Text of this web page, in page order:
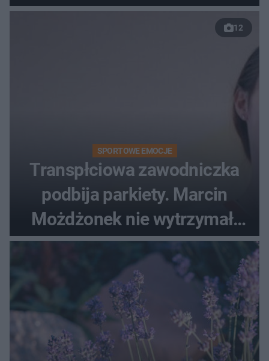
nieba
12
SPORTOWE EMOCJE
Transpłciowa zawodniczka
podbija parkiety. Marcin
Możdżonek nie wytrzymał:
"Skandaliczna sytuacja"